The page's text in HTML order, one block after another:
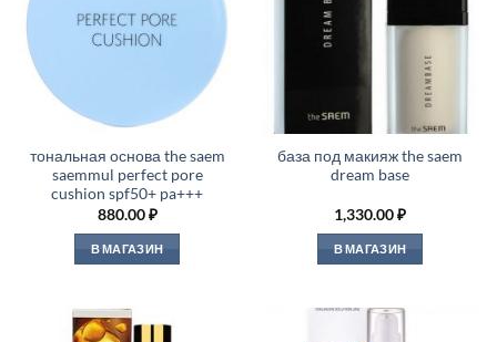
тональная основа the saem
saemmul perfect pore
cushion spf50+ pa+++
880.00₽
В МАГАЗИН
база под макияж the saem
dream base
1,330.00₽
В МАГАЗИН